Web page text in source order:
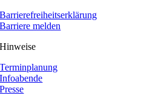
Barrierefreiheitserklärung
Barriere melden
Hinweise
Terminplanung
Infoabende
Presse